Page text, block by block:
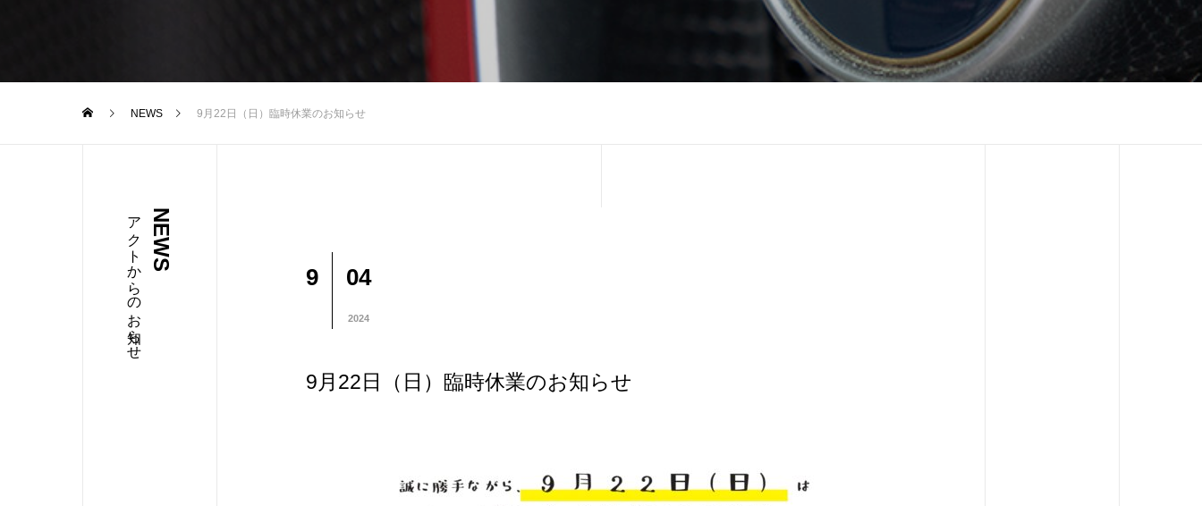
NEWS 9月22日（日）臨時休業のお知らせ
NEWS
アクトからのお知らせ 9 04
2024
9月22日（日）臨時休業のお知らせ